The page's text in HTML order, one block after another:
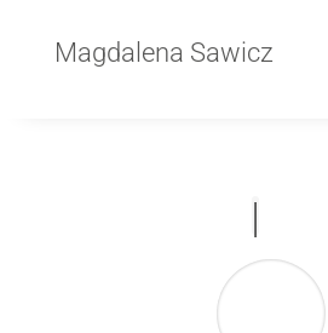
Magdalena Sawicz